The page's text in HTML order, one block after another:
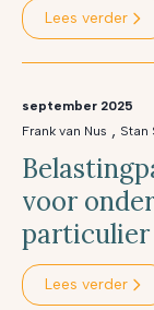
Lees verder
september 2025
Frank van Nus , Stan
voor
particulier
Lees verder